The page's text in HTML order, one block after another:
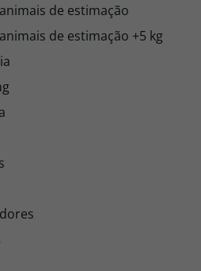
de estimação
de estimação +5 kg